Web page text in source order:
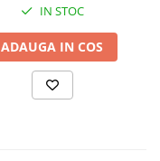
IN STOC
ADAUGA IN COS